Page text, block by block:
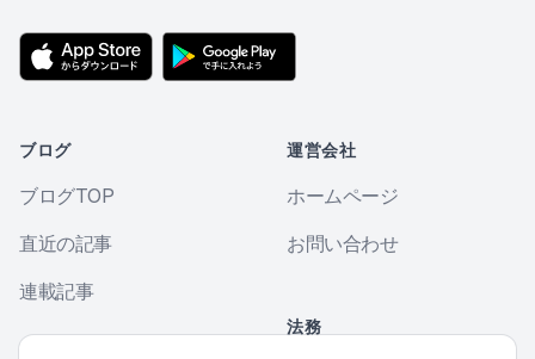
ブログ
ブログTOP
直近の記事
連載記事
運営会社
ホームページ
お問い合わせ
法務